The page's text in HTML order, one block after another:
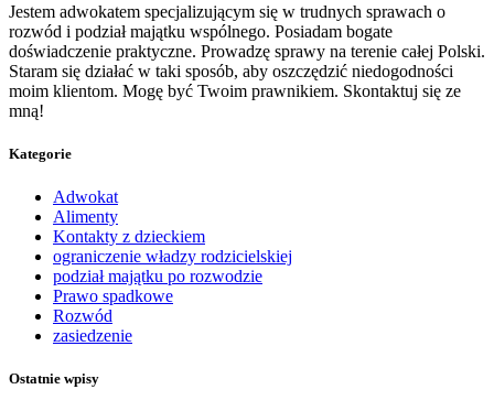
Jestem adwokatem specjalizującym się w trudnych sprawach o
rozwód i podział majątku wspólnego. Posiadam bogate
doświadczenie praktyczne. Prowadzę sprawy na terenie całej Polski.
Staram się działać w taki sposób, aby oszczędzić niedogodności
moim klientom. Mogę być Twoim prawnikiem. Skontaktuj się ze
mną!
Kategorie
Adwokat
Alimenty
Kontakty z dzieckiem
ograniczenie władzy rodzicielskiej
podział majątku po rozwodzie
Prawo spadkowe
Rozwód
zasiedzenie
Ostatnie wpisy